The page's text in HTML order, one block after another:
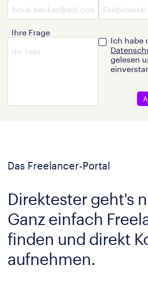
Ihre Frage
Ich habe
gelesen
Das Freelancer-Portal
Direktester geht's
Ganz einfach
finden und direkt
aufnehmen.